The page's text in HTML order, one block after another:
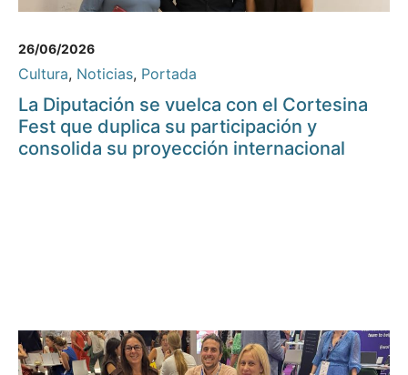
26/06/2026
Cultura, Noticias, Portada
La Diputación se vuelca con el Cortesina
Fest que duplica su participación y
consolida su proyección internacional